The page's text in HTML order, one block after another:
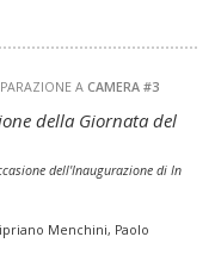
A CAMERA #3
della Giornata del
dell'Inaugurazione di In
Menchini, Paolo